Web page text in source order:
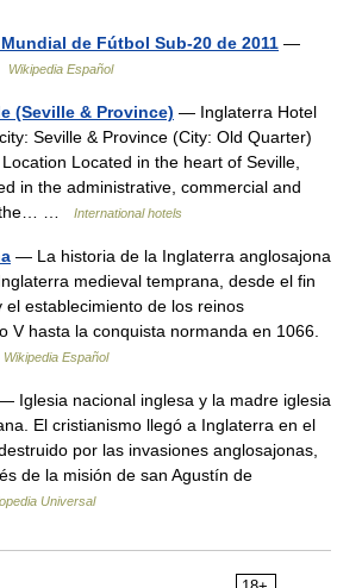
de Fútbol Sub-20 de 2011 —
Wikipedia Español
(Seville & Province) — Inglaterra Hotel
Seville & Province (City: Old Quarter)
Located in the heart of Seville,
in the administrative, commercial and
the… …
International hotels
— La historia de la Inglaterra anglosajona
medieval temprana, desde el fin
establecimiento de los reinos
V hasta la conquista normanda en 1066.
Wikipedia Español
Iglesia nacional inglesa y la madre iglesia
El cristianismo llegó a Inglaterra en el
por las invasiones anglosajonas,
de la misión de san Agustín de
Universal